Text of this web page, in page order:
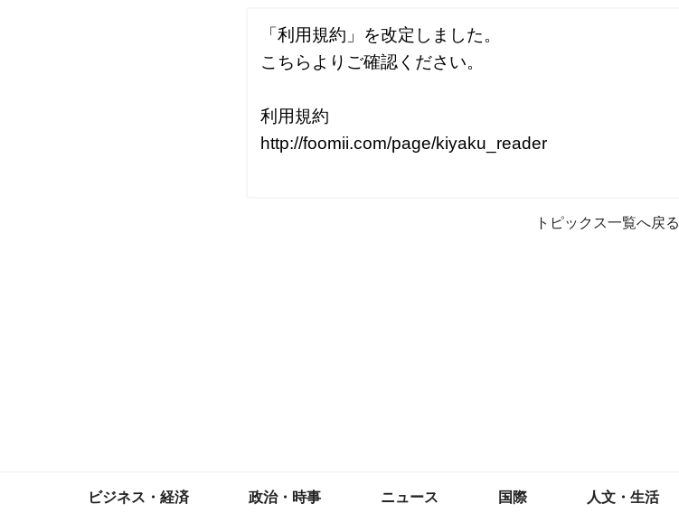
「利用規約」を改定しました。
こちらよりご確認ください。
利用規約
http://foomii.com/page/kiyaku_reader
トピックス一覧へ戻る
ビジネス・経済 政治・時事 ニュース 国際 人文・生活